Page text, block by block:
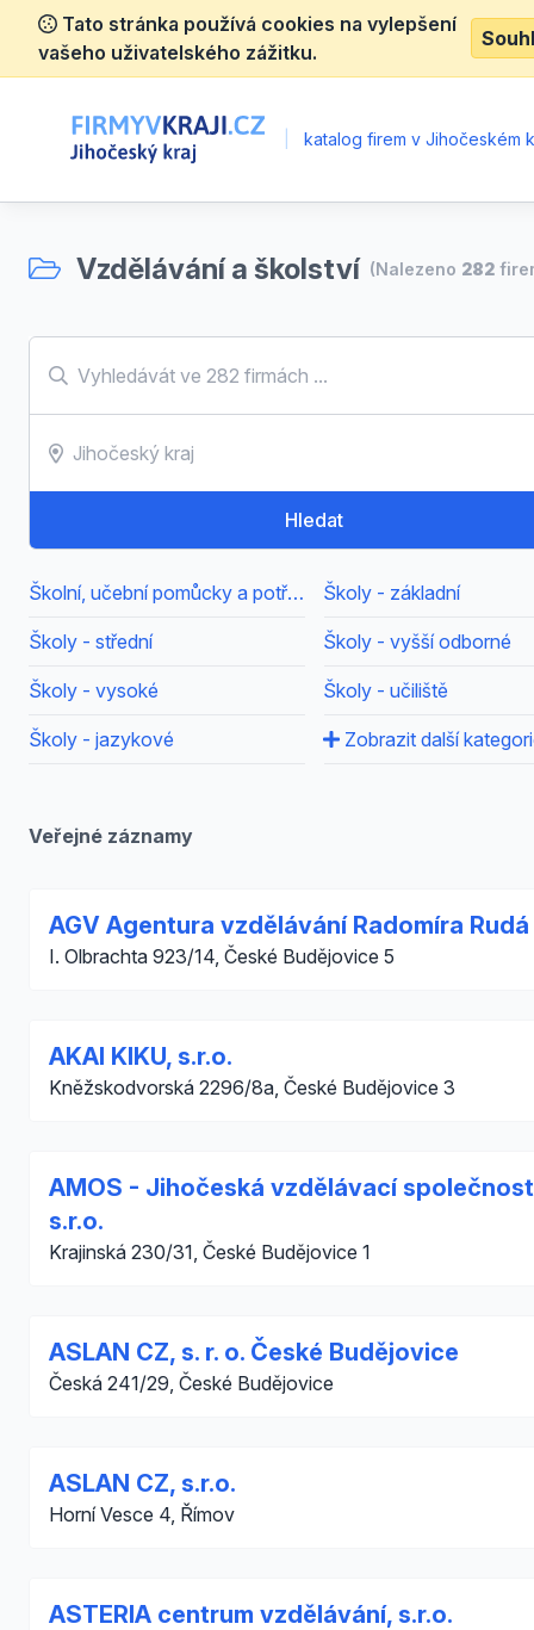
Tato stránka používá cookies na vylepšení
vašeho uživatelského zážitku.
katalog firem v Jihočeském
Vzdělávání a školství (Nalezeno 282
Hledat
Školní, učební pomůcky a potřeby, školy Školy - základní
Školy - střední Školy - vyšší odborné
Školy - vysoké Školy - učiliště
Školy - jazykové Zobrazit další
Veřejné záznamy
AGV Agentura vzdělávání Radomíra Rudá
I. Olbrachta 923/14, České Budějovice 5
AKAI KIKU, s.r.o.
Kněžskodvorská 2296/8a, České Budějovice 3
AMOS - Jihočeská vzdělávací
s.r.o.
Krajinská 230/31, České Budějovice 1
ASLAN CZ, s. r. o. České Budějovice
Česká 241/29, České Budějovice
ASLAN CZ, s.r.o.
Horní Vesce 4, Římov
ASTERIA centrum vzdělávání, s.r.o.